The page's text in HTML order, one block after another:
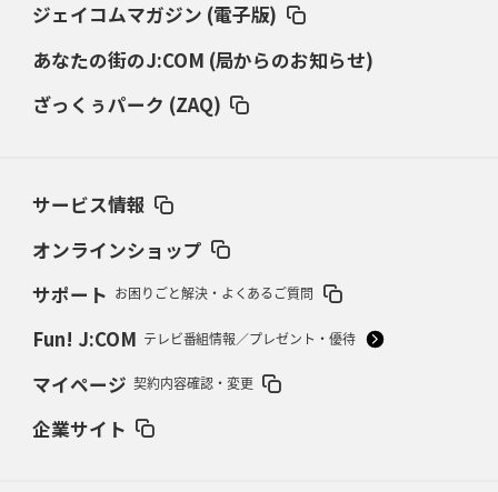
2026年3月5日(木)更新
2026年2月19日(木)更新
37年女子W杯招致への課題と期待
2026年2月12日(木)更新
2026年2月5日(木)更新
占い方
ジェイコムマガジン (電子版)
あなたの街のJ:COM (局からのお知らせ)
ざっくぅパーク (ZAQ)
サービス情報
オンラインショップ
サポート お困りごと解決・よくあるご質問
Fun! J:COM テレビ番組情報／プレゼント・優待
マイページ 契約内容確認・変更
企業サイト